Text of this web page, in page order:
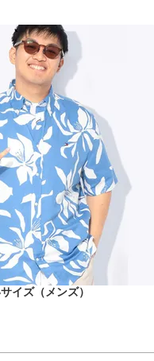
イズ（メンズ）